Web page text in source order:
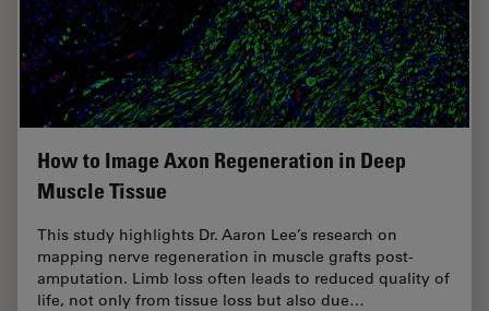
How to Image Axon Regeneration in Deep
Muscle Tissue
This study highlights Dr. Aaron Lee’s research on
mapping nerve regeneration in muscle grafts post-
amputation. Limb loss often leads to reduced quality of
life, not only from tissue loss but also due…